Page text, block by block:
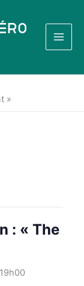
»
: « The